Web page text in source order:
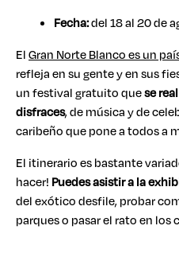
Fecha:del 18 al 20 de
ElGran Norte Blanco es un
refleja en su gente y en sus
un festival gratuito quese
disfraces, de música y de
caribeño que pone a todos a
El itinerario es bastante
hacer! Puedes asistir a la
del exótico desfile, probar
parques o pasar el rato en los